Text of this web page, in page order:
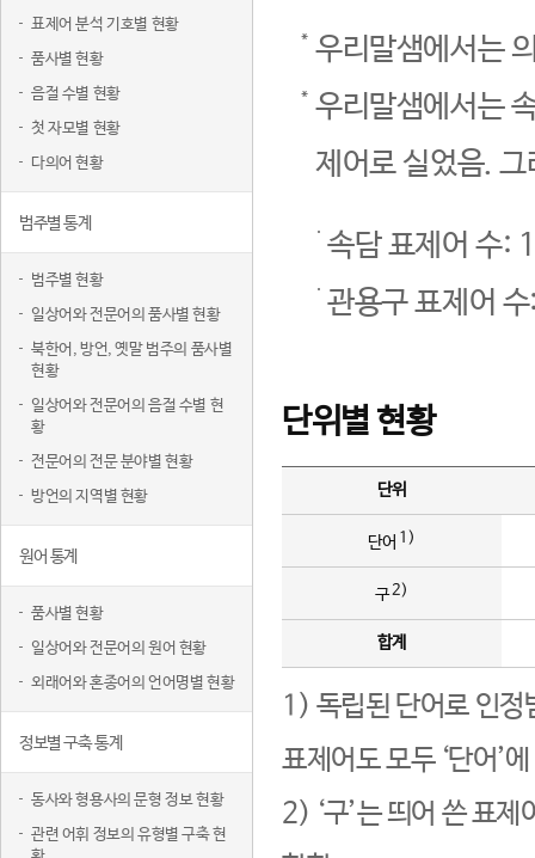
표제어 분석 기호별 현황
품사별 현황
음절 수별 현황
첫 자모별 현황
다의어 현황
범주별 통계
범주별 현황
일상어와 전문어의 품사별 현황
북한어, 방언, 옛말 범주의 품사별
현황
일상어와 전문어의 음절 수별 현
황
전문어의 전문 분야별 현황
방언의 지역별 현황
원어 통계
품사별 현황
일상어와 전문어의 원어 현황
외래어와 혼종어의 언어명별 현황
정보별 구축 통계
동사와 형용사의 문형 정보 현황
관련 어휘 정보의 유형별 구축 현
우리말샘에서는
우리말샘에서는
제어로 실었음.
속담 표제어 수:
관용구 표제어
단위별 현황
단위
단어 1)
구2)
합계
1) 독립된 단어로 인정
표제어도 모두 ‘단어’
2) ‘구’는 띄어 쓴 표